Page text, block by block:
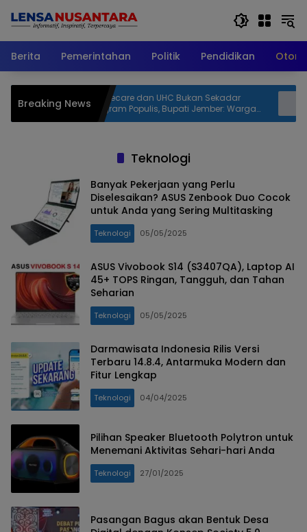
Berita
Pemerintahan Politik Pendidikan
Breaking News
dan UHC Bukan Sekadar
Populis, Bupati Jember: Warga
Punya Akses Dokter
DJP Jawa Timur dan GP
Perkuat Literasi Pajak,
Sukarela serta Daya Saing
Teknologi
Banyak Pekerjaan yang Perlu
Diselesaikan? ASUS Zenbook Duo Cocok
untuk Anda yang Sering Multitasking
Teknologi 05/05/2025
ASUS Vivobook S14 (S3407QA), Laptop AI
45+ TOPS Ringan, Tangguh, dan Tahan
Seharian
Teknologi 05/05/2025
Darmawisata Indonesia Rilis Versi
Terbaru 14.8.4, Antarmuka Modern dan
Fitur Lengkap
Teknologi 04/04/2025
Pilihan Speaker Bluetooth Polytron untuk
Menemani Aktivitas Sehari-hari Anda
Teknologi 27/01/2025
Pasangan Bagus akan Bentuk Desa